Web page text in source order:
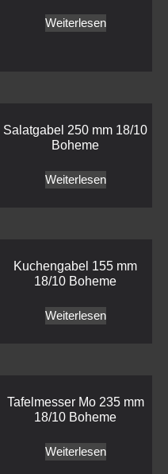
Weiterlesen
Salatgabel 250 mm 18/10
Boheme
Weiterlesen
Kuchengabel 155 mm
18/10 Boheme
Weiterlesen
Tafelmesser Mo 235 mm
18/10 Boheme
Weiterlesen